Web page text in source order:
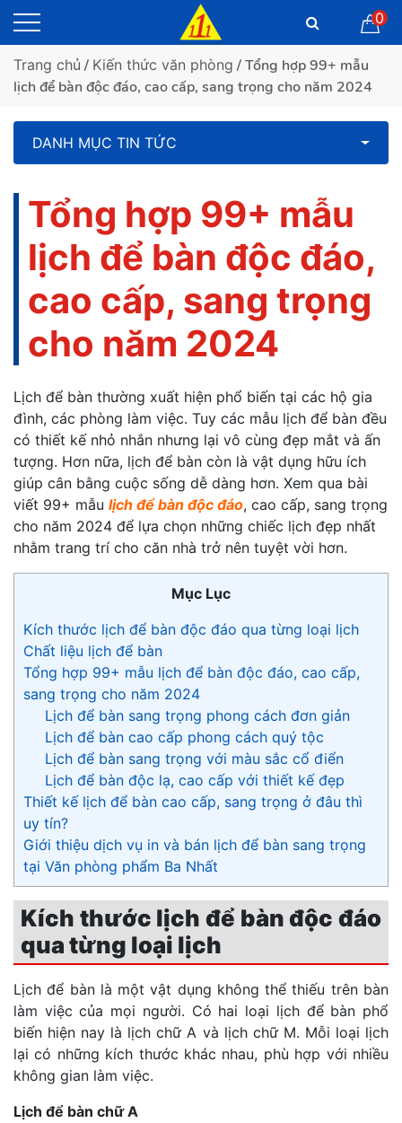
0
Trang chủ / Kiến thức văn phòng / Tổng hợp 99+ mẫu
lịch để bàn độc đáo, cao cấp, sang trọng cho năm 2024
DANH MỤC TIN TỨC
Tổng hợp 99+ mẫu
lịch để bàn độc đáo,
cao cấp, sang trọng
cho năm 2024
Lịch để bàn thường xuất hiện phổ biến tại các hộ gia
đình, các phòng làm việc. Tuy các mẫu lịch để bàn đều
có thiết kế nhỏ nhắn nhưng lại vô cùng đẹp mắt và ấn
tượng. Hơn nữa, lịch để bàn còn là vật dụng hữu ích
giúp cân bằng cuộc sống dễ dàng hơn. Xem qua bài
viết 99+ mẫu lịch để bàn độc đáo, cao cấp, sang trọng
cho năm 2024 để lựa chọn những chiếc lịch đẹp nhất
nhằm trang trí cho căn nhà trở nên tuyệt vời hơn.
Mục Lục
Kích thước lịch để bàn độc đáo qua từng loại lịch
Chất liệu lịch để bàn
Tổng hợp 99+ mẫu lịch để bàn độc đáo, cao cấp,
sang trọng cho năm 2024
Lịch để bàn sang trọng phong cách đơn giản
Lịch để bàn cao cấp phong cách quý tộc
Lịch để bàn sang trọng với màu sắc cổ điển
Lịch để bàn độc lạ, cao cấp với thiết kế đẹp
Thiết kế lịch để bàn cao cấp, sang trọng ở đâu thì
uy tín?
Giới thiệu dịch vụ in và bán lịch để bàn sang trọng
tại Văn phòng phẩm Ba Nhất
Kích thước lịch để bàn độc đáo
qua từng loại lịch
Lịch để bàn là một vật dụng không thể thiếu trên bàn
làm việc của mọi người. Có hai loại lịch để bàn phổ
biến hiện nay là lịch chữ A và lịch chữ M. Mỗi loại lịch
lại có những kích thước khác nhau, phù hợp với nhiều
không gian làm việc.
Lịch để bàn chữ A